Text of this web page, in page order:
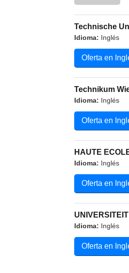
Technische
Idioma: Inglés
Oferta en
Technikum
Idioma: Inglés
Oferta en
HAUTE
Idioma: Inglés
Oferta en
Idioma: Inglés
Oferta en